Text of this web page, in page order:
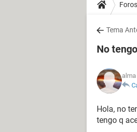
Foros
Tema
No
alma
Hola, no
tengo q